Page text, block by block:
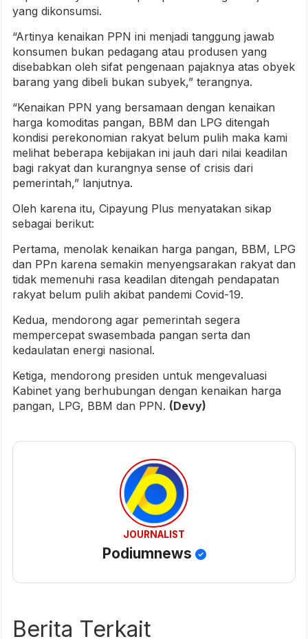
yang dikonsumsi.
“Artinya kenaikan PPN ini menjadi tanggung jawab
konsumen bukan pedagang atau produsen yang
disebabkan oleh sifat pengenaan pajaknya atas obyek
barang yang dibeli bukan subyek,” terangnya.
“Kenaikan PPN yang bersamaan dengan kenaikan
harga komoditas pangan, BBM dan LPG ditengah
kondisi perekonomian rakyat belum pulih maka kami
melihat beberapa kebijakan ini jauh dari nilai keadilan
bagi rakyat dan kurangnya sense of crisis dari
pemerintah,” lanjutnya.
Oleh karena itu, Cipayung Plus menyatakan sikap
sebagai berikut:
Pertama, menolak kenaikan harga pangan, BBM, LPG
dan PPn karena semakin menyengsarakan rakyat dan
tidak memenuhi rasa keadilan ditengah pendapatan
rakyat belum pulih akibat pandemi Covid-19.
Kedua, mendorong agar pemerintah segera
mempercepat swasembada pangan serta dan
kedaulatan energi nasional.
Ketiga, mendorong presiden untuk mengevaluasi
Kabinet yang berhubungan dengan kenaikan harga
pangan, LPG, BBM dan PPN. (Devy)
JOURNALIST
Podiumnews
Berita Terkait